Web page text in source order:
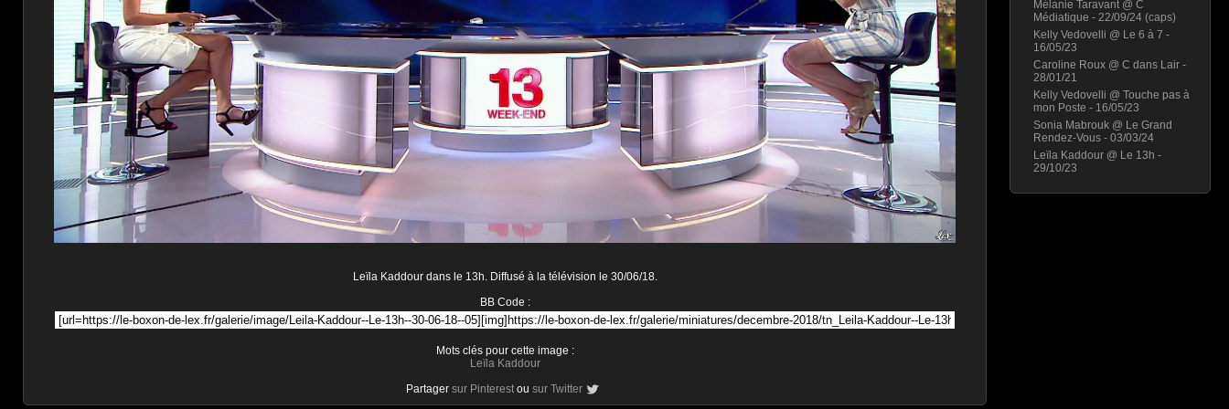
Mélanie Taravant @ C
Médiatique - 22/09/24 (caps)
Kelly Vedovelli @ Le 6 à 7 -
16/05/23
Caroline Roux @ C dans Lair -
28/01/21
Kelly Vedovelli @ Touche pas à
mon Poste - 16/05/23
Sonia Mabrouk @ Le Grand
Rendez-Vous - 03/03/24
Leïla Kaddour @ Le 13h -
29/10/23
Leïla Kaddour dans le 13h. Diffusé à la télévision le 30/06/18.
BB Code :
Mots clés pour cette image :
Leïla Kaddour
Partager sur Pinterest ou sur Twitter